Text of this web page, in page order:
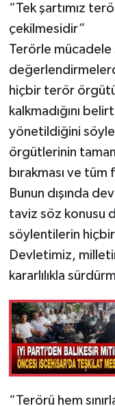
“Tek şartımız
çekilmesidir”
Terörle mücadele
hiçbir terör
kalkmadığını
yönetildiğini
örgütlerinin
bırakması ve
Bunun dışında
taviz söz konusu
söylentilerin
Devletimiz,
kararlılıkla
“Terörü hem